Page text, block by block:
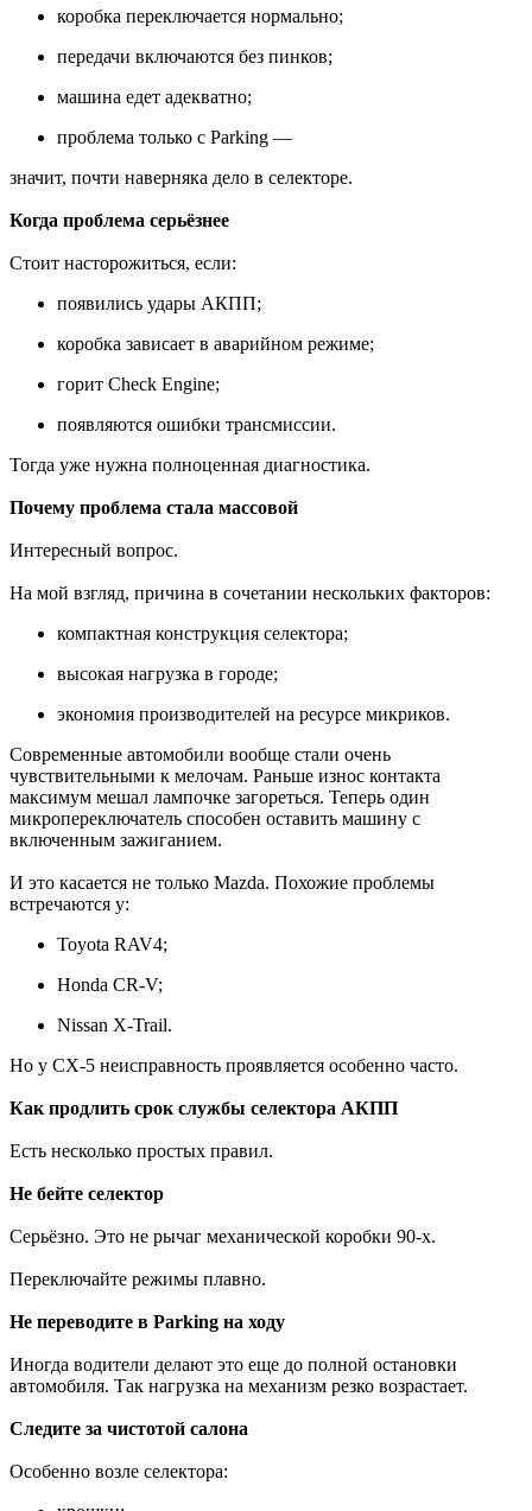
коробка переключается нормально;
передачи включаются без пинков;
машина едет адекватно;
проблема только с Parking —
значит, почти наверняка дело в селекторе.
Когда проблема серьёзнее
Стоит насторожиться, если:
появились удары АКПП;
коробка зависает в аварийном режиме;
горит Check Engine;
появляются ошибки трансмиссии.
Тогда уже нужна полноценная диагностика.
Почему проблема стала массовой
Интересный вопрос.
На мой взгляд, причина в сочетании нескольких факторов:
компактная конструкция селектора;
высокая нагрузка в городе;
экономия производителей на ресурсе микриков.
Современные автомобили вообще стали очень
чувствительными к мелочам. Раньше износ контакта
максимум мешал лампочке загореться. Теперь один
микропереключатель способен оставить машину с
включенным зажиганием.
И это касается не только Mazda. Похожие проблемы
встречаются у:
Toyota RAV4;
Honda CR-V;
Nissan X-Trail.
Но у CX-5 неисправность проявляется особенно часто.
Как продлить срок службы селектора АКПП
Есть несколько простых правил.
Не бейте селектор
Серьёзно. Это не рычаг механической коробки 90-х.
Переключайте режимы плавно.
Не переводите в Parking на ходу
Иногда водители делают это еще до полной остановки
автомобиля. Так нагрузка на механизм резко возрастает.
Следите за чистотой салона
Особенно возле селектора: